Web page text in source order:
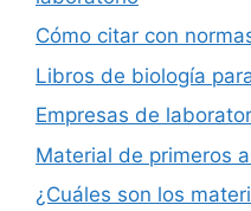
Cómo citar con
Libros de biología
Empresas de
Material de primeros
¿Cuáles son los